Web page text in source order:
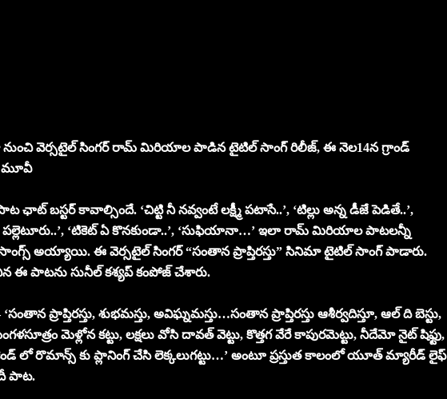
నుంచి వెర్సటైల్ సింగర్ రామ్ మిరియాల పాడిన టైటిల్ సాంగ్ రిలీజ్, ఈ నెల14న గ్రాండ్
మూవీ
కావాల్సిందే. ‘చిట్టి నీ నవ్వంటే లక్ష్మీ పటాసే..’, ‘టిల్లు అన్న డీజే పెడితే..’,
పల్లెటూరు..’, ‘టికెట్ ఏ కొనకుండా..’, ‘సుఫియానా…’ ఇలా రామ్ మిరియాల పాటలన్నీ
అయ్యాయి. ఈ వెర్సటైల్ సింగర్ “సంతాన ప్రాప్తిరస్తు” సినిమా టైటిల్ సాంగ్ పాడారు.
ఈ పాటను సునీల్ కశ్యప్ కంపోజ్ చేశారు.
ప్రాప్తిరస్తు, శుభమస్తు, అవిఘ్నమస్తు…సంతాన ప్రాప్తిరస్తు ఆశీర్వదిస్తూ, ఆల్ ది బెస్టు,
మెళ్లోన కట్టు, లక్షలు వోసి దావత్ వెట్టు, కొత్తగ వేరే కాపురమెట్టు, నీదేమో నైట్ షిఫ్టు,
లో రొమాన్స్ కు ప్లానింగ్ చేసి లెక్కలుగట్టు…’ అంటూ ప్రస్తుత కాలంలో యూత్ మ్యారీడ్ లైఫ్
పాట.